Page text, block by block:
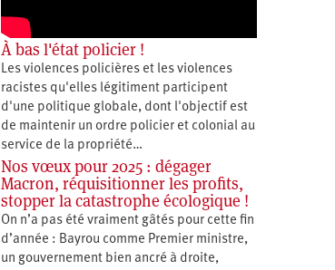
À bas l'état policier !
Les violences policières et les violences
racistes qu'elles légitiment participent
d'une politique globale, dont l'objectif est
de maintenir un ordre policier et colonial au
service de la propriété…
Nos vœux pour 2025 : dégager
Macron, réquisitionner les profits,
stopper la catastrophe écologique !
On n’a pas été vraiment gâtés pour cette fin
d’année : Bayrou comme Premier ministre,
un gouvernement bien ancré à droite,